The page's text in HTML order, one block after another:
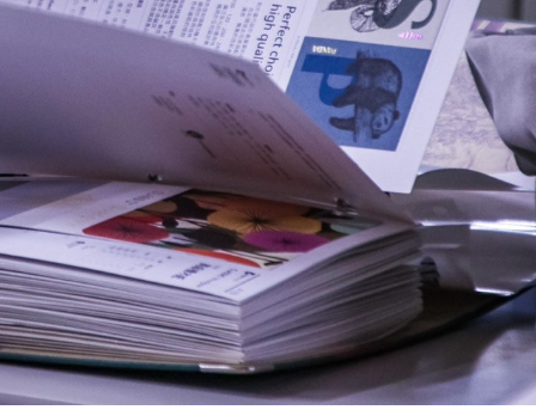
朝陽科技大學 - 垃圾設計應用講座
2024